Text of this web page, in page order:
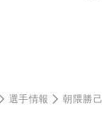
選手情報 朝隈勝己